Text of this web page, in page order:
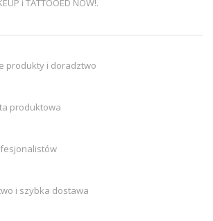
i TATTOOED NOW!.
produkty i doradztwo
produktowa
i szybka dostawa